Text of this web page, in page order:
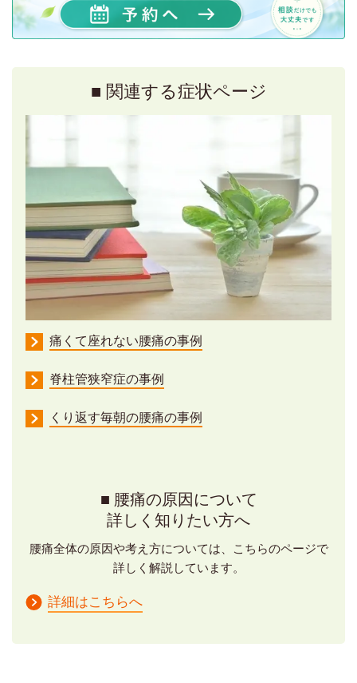
■ 関連する症状ページ
痛くて座れない腰痛の事例
脊柱管狭窄症の事例
くり返す毎朝の腰痛の事例
■ 腰痛の原因について
詳しく知りたい方へ
腰痛全体の原因や考え方については、
こちらのページで
詳しく解説しています。
詳細はこちらへ